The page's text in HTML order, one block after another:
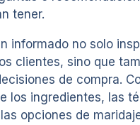
tener.
informado no solo
clientes, sino que
de compra.
los ingredientes, las
opciones de